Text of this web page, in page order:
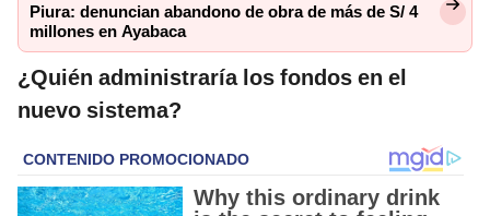
Piura: denuncian abandono de obra de más de S/ 4
millones en Ayabaca
¿Quién administraría los fondos en el
nuevo sistema?